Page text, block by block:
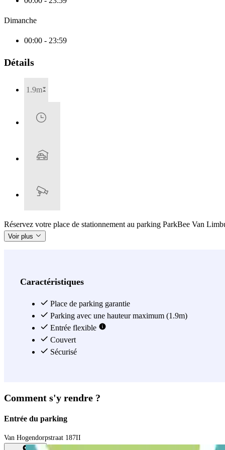
Dimanche
00:00 - 23:59
Détails
1.9m
Réservez votre place de stationnement au parking ParkBee Van
Voir plus
Caractéristiques
Place de parking garantie
Parking avec une hauteur maximum (1.9m)
Entrée flexible
Couvert
Sécurisé
Comment s'y rendre ?
Entrée du parking
Van Hogendorpstraat 187II